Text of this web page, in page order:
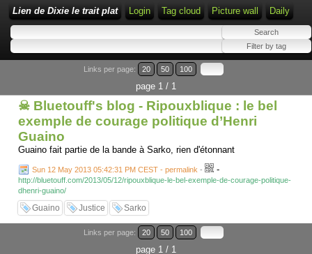
Lien de Dixie le trait plat Login Tag cloud Picture wall Daily
Links per page: 20 50 100
page 1 / 1
☠ Bluetouff's blog - Ripouxblique : le bel
exemple de courage politique d’Henri
Guaino
Guaino fait partie de la bande à Sarko, rien d'étonnant
Sun 12 May 2013 05:42:31 PM CEST - permalink - -
http://bluetouff.com/2013/05/12/ripouxblique-le-bel-exemple-de-courage-politique-
dhenri-guaino/
Guaino Justice Sarko
Links per page: 20 50 100
page 1 / 1